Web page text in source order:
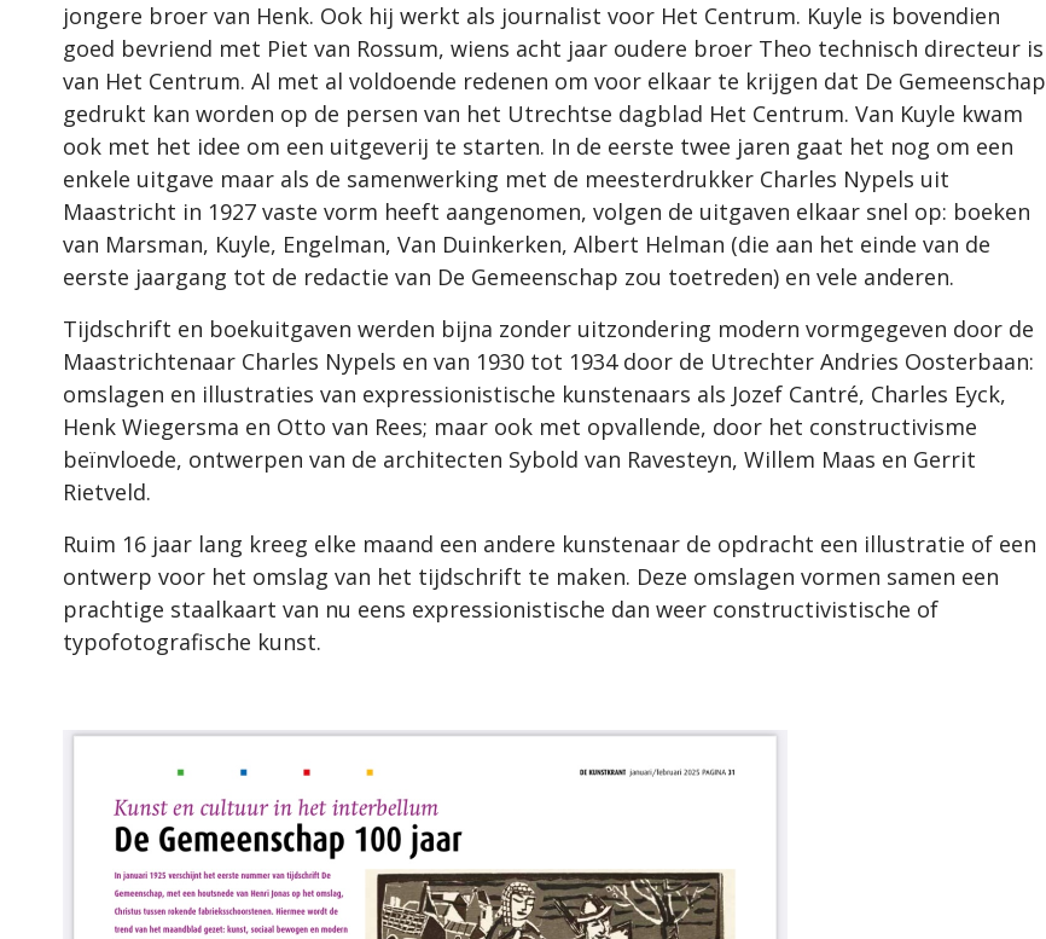
jongere broer van Henk. Ook hij werkt als journalist voor Het Centrum. Kuyle is bovendien
goed bevriend met Piet van Rossum, wiens acht jaar oudere broer Theo technisch directeur is
van Het Centrum. Al met al voldoende redenen om voor elkaar te krijgen dat De Gemeenschap
gedrukt kan worden op de persen van het Utrechtse dagblad Het Centrum. Van Kuyle kwam
ook met het idee om een uitgeverij te starten. In de eerste twee jaren gaat het nog om een
enkele uitgave maar als de samenwerking met de meesterdrukker Charles Nypels uit
Maastricht in 1927 vaste vorm heeft aangenomen, volgen de uitgaven elkaar snel op: boeken
van Marsman, Kuyle, Engelman, Van Duinkerken, Albert Helman (die aan het einde van de
eerste jaargang tot de redactie van De Gemeenschap zou toetreden) en vele anderen.
Tijdschrift en boekuitgaven werden bijna zonder uitzondering modern vormgegeven door de
Maastrichtenaar Charles Nypels en van 1930 tot 1934 door de Utrechter Andries Oosterbaan:
omslagen en illustraties van expressionistische kunstenaars als Jozef Cantré, Charles Eyck,
Henk Wiegersma en Otto van Rees; maar ook met opvallende, door het constructivisme
beïnvloede, ontwerpen van de architecten Sybold van Ravesteyn, Willem Maas en Gerrit
Rietveld.
Ruim 16 jaar lang kreeg elke maand een andere kunstenaar de opdracht een illustratie of een
ontwerp voor het omslag van het tijdschrift te maken. Deze omslagen vormen samen een
prachtige staalkaart van nu eens expressionistische dan weer constructivistische of
typofotografische kunst.